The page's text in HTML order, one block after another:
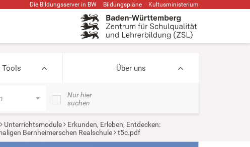
Die Bildungsserver in BW Bildungspläne Kultusministerium
Tools Über uns
Nur hier
suchen
Unterrichtsmodule
Erkunden, Erleben, Entdecken:
Bernheimerschen Realschule t5c.pdf